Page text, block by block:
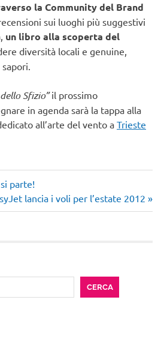
la Community del Brand
sui luoghi più suggestivi
un libro alla scoperta del
diversità locali e genuine,
Sfizio”il prossimo
in agenda sarà la tappa alla
all’arte del vento a Trieste
parte!
lancia i voli per l’estate 2012
CERCA